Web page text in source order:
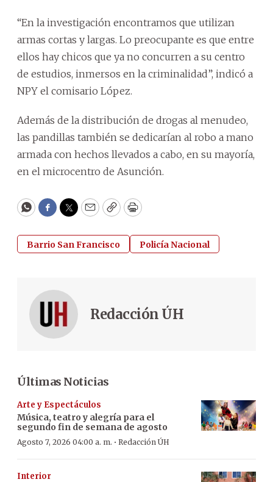
“En la investigación encontramos que utilizan
armas cortas y largas. Lo preocupante es que entre
ellos hay chicos que ya no concurren a su centro
de estudios, inmersos en la criminalidad”, indicó a
NPY el comisario López.
Además de la distribución de drogas al menudeo,
las pandillas también se dedicarían al robo a mano
armada con hechos llevados a cabo, en su mayoría,
en el microcentro de Asunción.
WhatsApp
Facebook
Twitter
EmailCopyPrint
Barrio San Francisco Policía Nacional
Redacción ÚH
Últimas Noticias
Arte y Espectáculos
Música, teatro y alegría para el
segundo fin de semana de agosto
Agosto 7, 2026 04:00 a. m. · Redacción ÚH
Interior